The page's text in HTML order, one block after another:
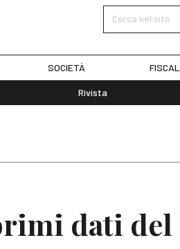
Cerca nel sito
SOCIETÀ
Rivista
dati del